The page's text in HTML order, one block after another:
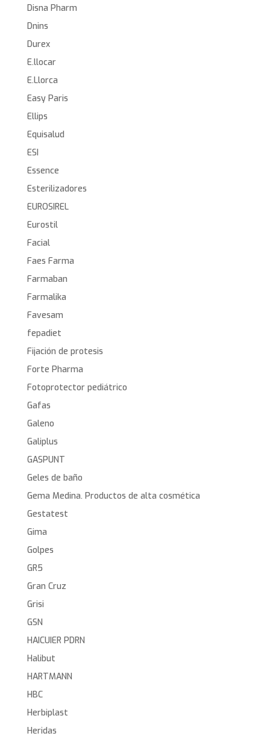
Disna Pharm
Dnins
Durex
E.llocar
E.Llorca
Easy Paris
Ellips
Equisalud
ESI
Essence
Esterilizadores
EUROSIREL
Eurostil
Facial
Faes Farma
Farmaban
Farmalika
Favesam
fepadiet
Fijación de protesis
Forte Pharma
Fotoprotector pediátrico
Gafas
Galeno
Galiplus
GASPUNT
Geles de baño
Gema Medina. Productos de alta cosmética
Gestatest
Gima
Golpes
GR5
Gran Cruz
Grisi
GSN
HAICUIER PDRN
Halibut
HARTMANN
HBC
Herbiplast
Heridas